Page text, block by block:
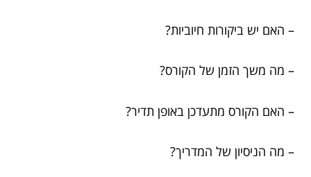
– האם יש ביקורות חיוביות?
– מה משך הזמן של הקורס?
– האם הקורס מתעדכן באופן תדיר?
– מה הניסיון של המדריך?